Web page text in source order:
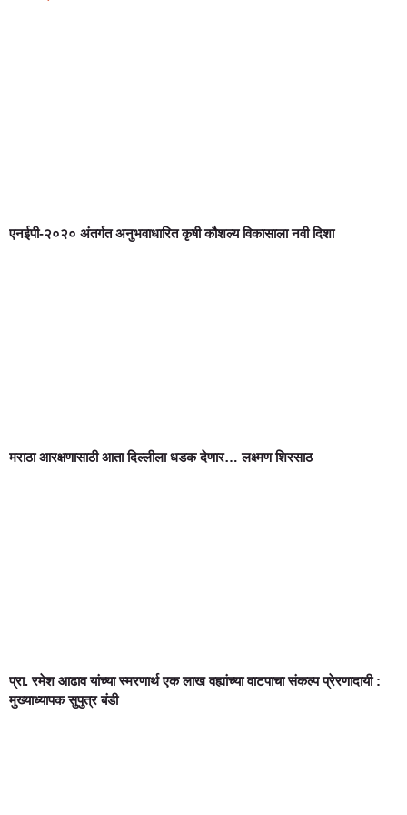
एनईपी-२०२० अंतर्गत अनुभवाधारित कृषी कौशल्य विकासाला नवी दिशा
मराठा आरक्षणासाठी आता दिल्लीला धडक देणार… लक्ष्मण शिरसाठ
प्रा. रमेश आढाव यांच्या स्मरणार्थ एक लाख वह्यांच्या वाटपाचा संकल्प प्रेरणादायी :
मुख्याध्यापक सुपुत्र बंडी